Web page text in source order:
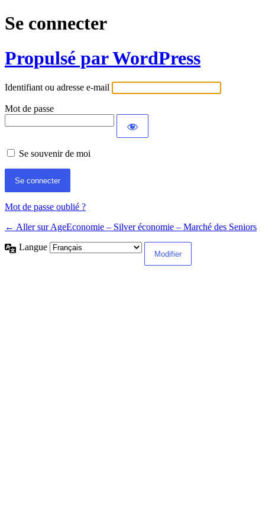
Se connecter
Propulsé par WordPress
Identifiant ou adresse e-mail
Mot de passe
Se souvenir de moi
Mot de passe oublié ?
← Aller sur AgeEconomie – Silver économie – Marché des Seniors
Langue